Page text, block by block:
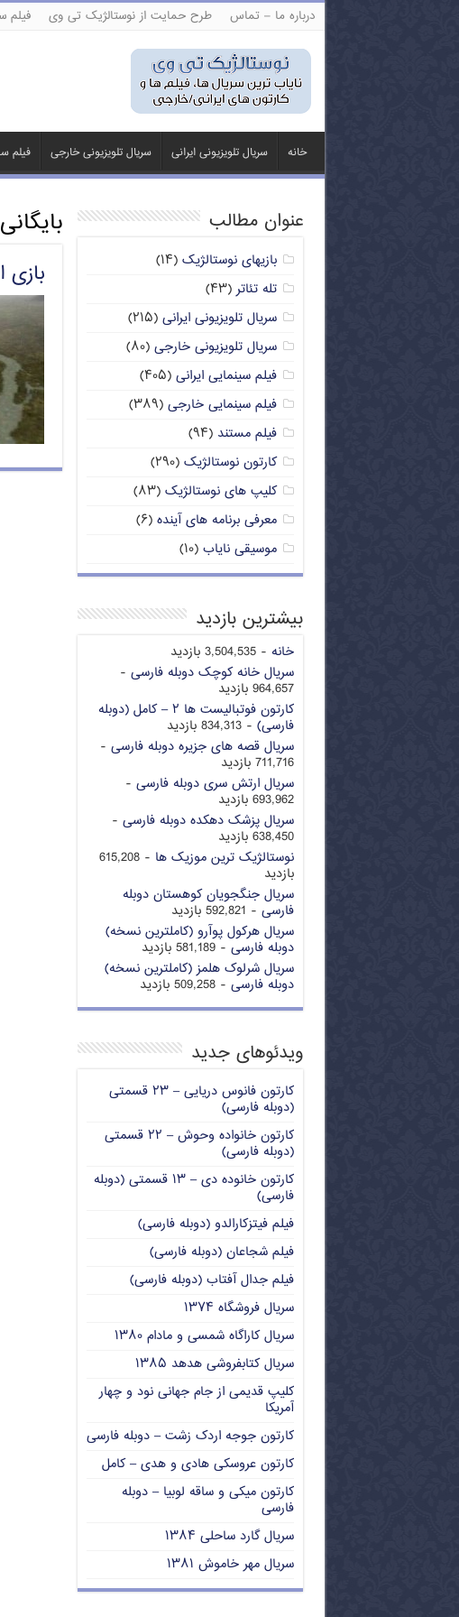
درباره ما – تماس طرح حمایت از نوستالژیک تی وی فیلم
خانه سریال تلویزیونی ایرانی سریال تلویزیونی خارجی فیلم
بازی اف
عنوان مطالب
بازیهای نوستالژیک (۱۴)
تله تئاتر(۴۳)
سریال تلویزیونی ایرانی (۲۱۵)
سریال تلویزیونی خارجی (۸۰)
فیلم سینمایی ایرانی (۴۰۵)
فیلم سینمایی خارجی (۳۸۹)
فیلم مستند (۹۴)
کارتون نوستالژیک (۲۹۰)
کلیپ های نوستالژیک (۸۳)
معرفی برنامه های آینده (۶)
موسیقی نایاب (۱۰)
بیشترین بازدید
خانه - 3,504,535 بازدید
سریال خانه کوچک دوبله فارسی -
964,657 بازدید
کارتون فوتبالیست ها ۲ – کامل (دوبله
فارسی) - 834,313 بازدید
سریال قصه های جزیره دوبله فارسی -
711,716 بازدید
سریال ارتش سری دوبله فارسی -
693,962 بازدید
سریال پزشک دهکده دوبله فارسی -
638,450 بازدید
نوستالژیک ترین موزیک ها
- 615,208
بازدید
سریال جنگجویان کوهستان دوبله
فارسی - 592,821 بازدید
سریال هرکول پوآرو (کاملترین نسخه)
دوبله فارسی - 581,189 بازدید
سریال شرلوک هلمز (کاملترین نسخه)
دوبله فارسی - 509,258 بازدید
ویدئوهای جدید
کارتون فانوس دریایی – ۲۳ قسمتی
(دوبله فارسی)
کارتون خانواده وحوش – ۲۲ قسمتی
(دوبله فارسی)
کارتون خانوده دی – ۱۳ قسمتی (دوبله
فارسی)
فیلم فیتزکارالدو (دوبله فارسی)
فیلم شجاعان (دوبله فارسی)
فیلم جدال آفتاب (دوبله فارسی)
سریال فروشگاه ۱۳۷۴
سریال کاراگاه شمسی و مادام ۱۳۸۰
سریال کتابفروشی هدهد ۱۳۸۵
کلیپ قدیمی از جام جهانی نود و چهار
آمریکا
کارتون جوجه اردک زشت – دوبله فارسی
کارتون عروسکی هادی و هدی – کامل
کارتون میکی و ساقه لوبیا – دوبله
فارسی
سریال گارد ساحلی ۱۳۸۴
سریال مهر خاموش ۱۳۸۱